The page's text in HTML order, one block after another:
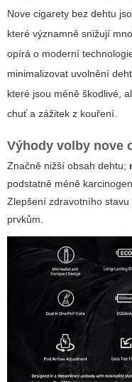
Nove cigarety bez dehtu
které významně snižují
opírá o moderní
minimalizovat uvolnění
které jsou méně škodlivé,
chuť a zážitek z kouření.
Výhody volby nove
Značně nižší obsah dehtu;
podstatně méně
Zlepšení zdravotního
prvkům.